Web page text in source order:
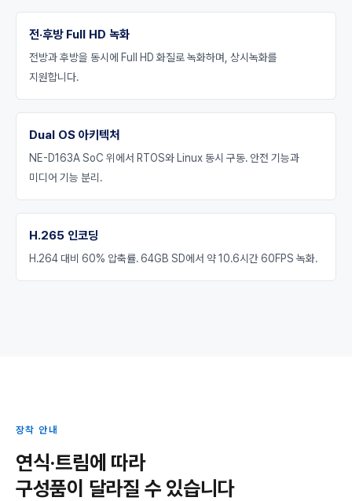
전·후방 Full HD 녹화
전방과 후방을 동시에 Full HD 화질로 녹화하며, 상시녹화를
지원합니다.
Dual OS 아키텍처
NE-D163A SoC 위에서 RTOS와 Linux 동시 구동. 안전 기능과
미디어 기능 분리.
H.265 인코딩
H.264 대비 60% 압축률. 64GB SD에서 약 10.6시간 60FPS 녹화.
장착 안내
연식·트림에 따라
구성품이 달라질 수 있습니다